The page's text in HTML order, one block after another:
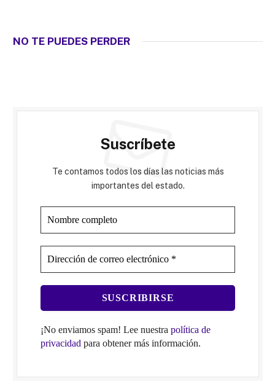
NO TE PUEDES PERDER
Suscríbete
Te contamos todos los días las noticias más
importantes del estado.
¡No enviamos spam! Lee nuestra política de
privacidad para obtener más información.